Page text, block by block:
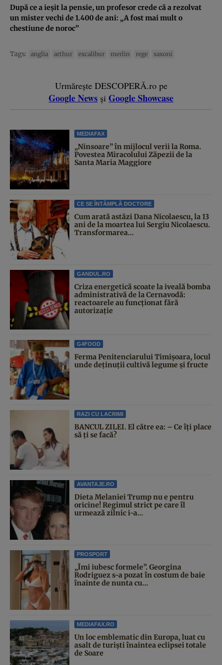
După ce a ieşit la pensie, un profesor crede că a rezolvat
un mister vechi de 1.400 de ani: „A fost mai mult o
chestiune de noroc”
Tags: anglia arthur excalibur merlin rege saxoni
Urmărește DESCOPERĂ.ro pe
Google News și Google Showcase
MEDIAFAX
„Ninsoare” în mijlocul verii la Roma.
Povestea Miracolului Zăpezii de la
Santa Maria Maggiore
CE SE ÎNTÂMPLĂ DOCTORE
Cum arată astăzi Dana Nicolaescu, la 13
ani de la moartea lui Sergiu Nicolaescu.
Transformarea...
GANDUL.RO
Criza energetică scoate la iveală bomba
administrativă de la Cernavodă:
reactoarele au funcționat fără
autorizație
G4FOOD
Ferma Penitenciarului Timișoara, locul
unde deținuții cultivă legume și fructe
RAZI CU LACRIMI
BANCUL ZILEI. El către ea: – Ce îți place
să ți se facă?
AVANTAJE.RO
Dieta Melaniei Trump nu e pentru
oricine! Regimul strict pe care îl
urmează zilnic i-a...
PROSPORT
„Îmi iubesc formele”. Georgina
Rodriguez s-a pozat în costum de baie
înainte de nunta cu...
MEDIAFAX.RO
Un loc emblematic din Europa, luat cu
asalt de turiști înaintea eclipsei totale
de Soare